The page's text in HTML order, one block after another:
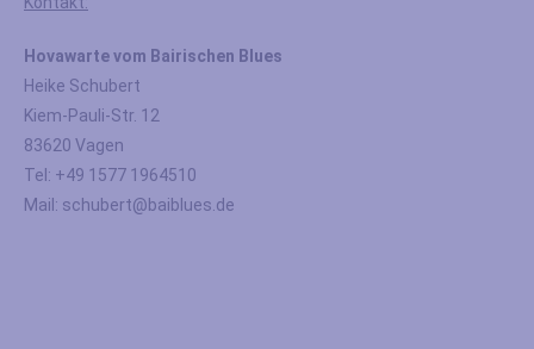
Hovawarte vom Bairischen Blues
Heike Schubert
Kiem-Pauli-Str. 12
83620 Vagen
Tel: +49 1577 1964510
Mail: schubert@baiblues.de